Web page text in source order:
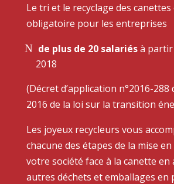
Le tri et le recyclage des canettes
obligatoire pour les entreprises
de plus de 20 salariésà
2018
(Décret d’application n°2016-288
2016 de la loi sur la transition
Les joyeux recycleurs vous
chacune des étapes de la mise
votre société face à la canette
autres déchets et emballages en